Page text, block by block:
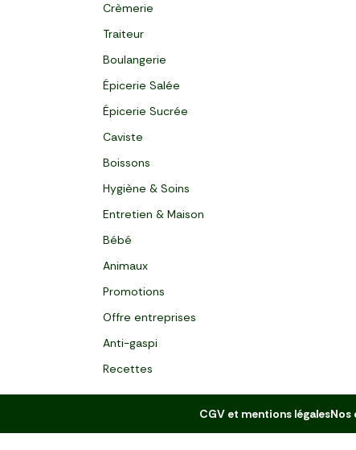
Crèmerie
Traiteur
Boulangerie
Épicerie Salée
Épicerie Sucrée
Caviste
Boissons
Hygiène & Soins
Entretien & Maison
Bébé
Animaux
Promotions
Offre entreprises
Anti-gaspi
Recettes
CGV et mentions légalesNos